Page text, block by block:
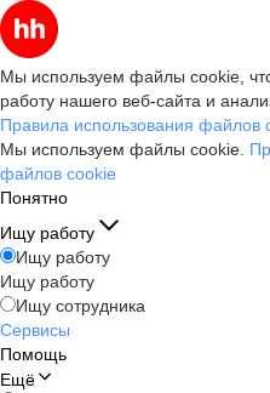
Мы используем файлы cookie,
работу нашего веб-сайта и
Правила использования файлов
Мы используем файлы cookie.
файлов cookie
Понятно
Ищу работу
Ищу работу
Ищу работу
Ищу сотрудника
Сервисы
Помощь
Ещё